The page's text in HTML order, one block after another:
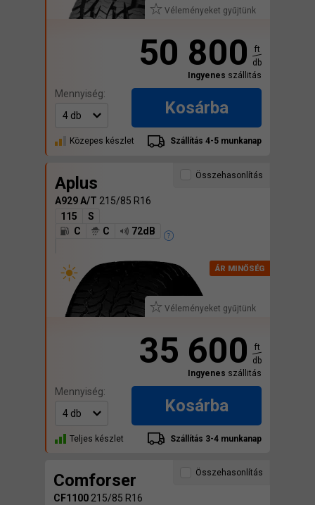
Véleményeket gyűjtünk
50 800
ft
db
Ingyenes szállitás
Mennyiség:
Kosárba
Közepes készlet Szállítás 4-5 munkanap
Aplus
A929 A/T 215/85 R16
115
S
C
C 72dB
Véleményeket gyűjtünk
Összehasonlítás
35 600
ft
db
Ingyenes szállitás
Mennyiség:
Kosárba
Teljes készlet Szállítás 3-4 munkanap
Comforser
CF1100 215/85 R16
Összehasonlítás